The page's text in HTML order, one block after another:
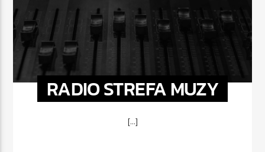
RADIO STREFA MUZY
[...]